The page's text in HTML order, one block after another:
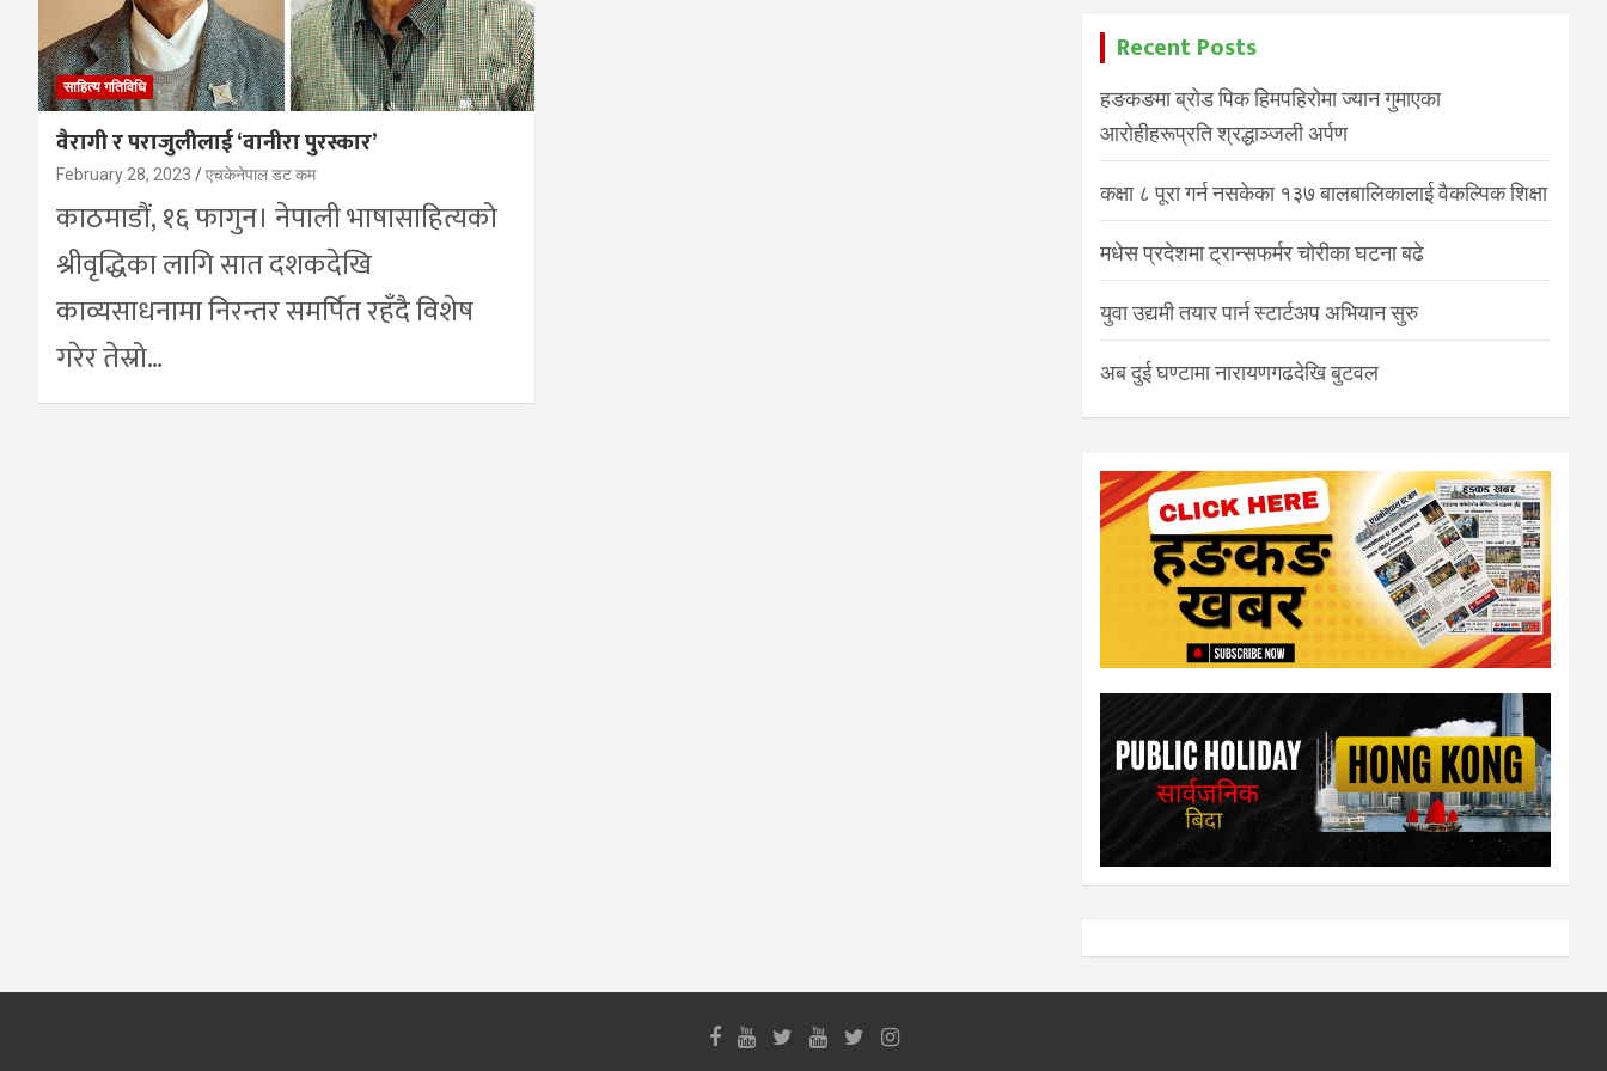
साहित्य गतिविधि
वैरागी र पराजुलीलाई ‘वानीरा पुरस्कार’
February 28, 2023 एचकेनेपाल डट कम
काठमाडौं, १६ फागुन। नेपाली भाषासाहित्यको
श्रीवृद्धिका लागि सात दशकदेखि
काव्यसाधनामा निरन्तर समर्पित रहँदै विशेष
गरेर तेस्रो…
Recent Posts
हङकङमा ब्रोड पिक हिमपहिरोमा ज्यान गुमाएका
आरोहीहरूप्रति श्रद्धाञ्जली अर्पण
कक्षा ८ पूरा गर्न नसकेका १३७ बालबालिकालाई वैकल्पिक शिक्षा
मधेस प्रदेशमा ट्रान्सफर्मर चोरीका घटना बढे
युवा उद्यमी तयार पार्न स्टार्टअप अभियान सुरु
अब दुई घण्टामा नारायणगढदेखि बुटवल